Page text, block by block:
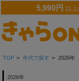
5,990円 以
TOP > 年代で探す > 2026年
2026年